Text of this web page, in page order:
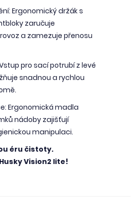
Ergonomický držák s
zaručuje
a zamezuje přenosu
pro sací potrubí z levé
snadnou a rychlou
Ergonomická madla
nádoby zajišťují
manipulaci.
éru čistoty.
Vision2 lite!